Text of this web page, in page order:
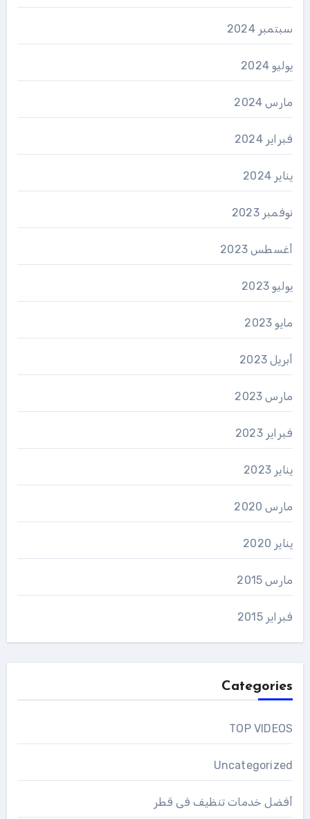
سبتمبر 2024
يوليو 2024
مارس 2024
فبراير 2024
يناير 2024
نوفمبر 2023
أغسطس 2023
يوليو 2023
مايو 2023
أبريل 2023
مارس 2023
فبراير 2023
يناير 2023
مارس 2020
يناير 2020
مارس 2015
فبراير 2015
Categories
TOP VIDEOS
Uncategorized
أفضل خدمات تنظيف فى قطر